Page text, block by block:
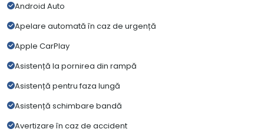
Android Auto
Apelare automată în caz de urgență
Apple CarPlay
Asistență la pornirea din rampă
Asistență pentru faza lungă
Asistență schimbare bandă
Avertizare în caz de accident